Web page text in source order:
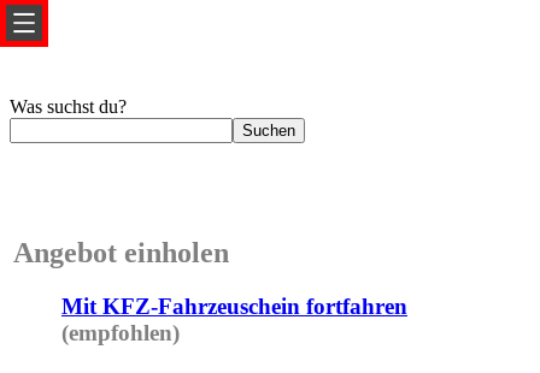
Was suchst du?
Angebot einholen
Mit KFZ-Fahrzeuschein fortfahren
(empfohlen)